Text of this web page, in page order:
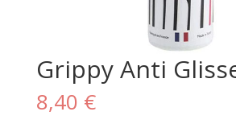
Grippy Anti
8,40 €